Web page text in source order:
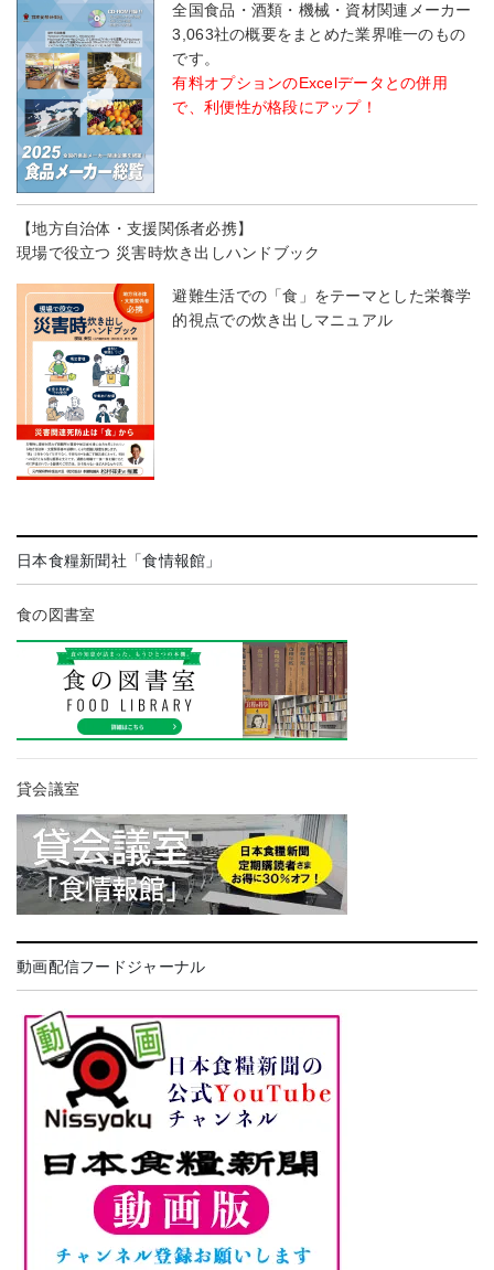
全国食品・酒類・機械・資材関連メーカー
3,063社の概要をまとめた業界唯一のもの
です。
有料オプションのExcelデータとの併用
で、利便性が格段にアップ！
【地方自治体・支援関係者必携】
現場で役立つ 災害時炊き出しハンドブック
避難生活での「食」をテーマとした栄養学
的視点での炊き出しマニュアル
日本食糧新聞社「食情報館」
食の図書室
貸会議室
動画配信フードジャーナル